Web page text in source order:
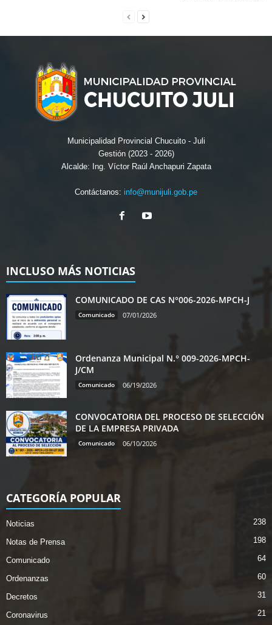
Municipalidad Provincial Chucuito - Juli
Gestión (2023 - 2026)
Alcalde: Ing. Víctor Raúl Anchapuri Zapata
Contáctanos: info@munijuli.gob.pe
INCLUSO MÁS NOTICIAS
COMUNICADO DE CAS N°006-2026-MPCH-J
Comunicado 07/01/2026
Ordenanza Municipal N.° 009-2026-MPCH-
J/CM
Comunicado 06/19/2026
CONVOCATORIA DEL PROCESO DE SELECCIÓN
DE LA EMPRESA PRIVADA
Comunicado 06/10/2026
CATEGORÍA POPULAR
Noticias 238
Notas de Prensa 198
Comunicado 64
Ordenanzas 60
Decretos 31
Coronavirus 21